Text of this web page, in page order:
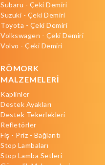
Subaru - Çeki Demiri
Suzuki - Çeki Demiri
Toyota - Çeki Demiri
Volkswagen - Çeki Demiri
Volvo - Çeki Demiri
RÖMORK
MALZEMELERİ
Kaplinler
Destek Ayakları
Destek Tekerlekleri
Refletörler
Fiş - Priz - Bağlantı
Stop Lambaları
Stop Lamba Setleri